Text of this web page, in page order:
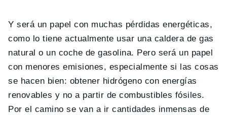
Y será un papel con muchas pérdidas energéticas,
como lo tiene actualmente usar una caldera de gas
natural o un coche de gasolina. Pero será un papel
con menores emisiones, especialmente si las cosas
se hacen bien: obtener hidrógeno con energías
renovables y no a partir de combustibles fósiles.
Por el camino se van a ir cantidades inmensas de